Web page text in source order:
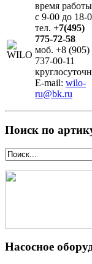
время
с 9-00 до 18-
тел. +7(495)
775-72-58
моб. +8 (905)
737-00-11
E-mail: wilo-
ru@bk.ru
Поиск по
Насосное